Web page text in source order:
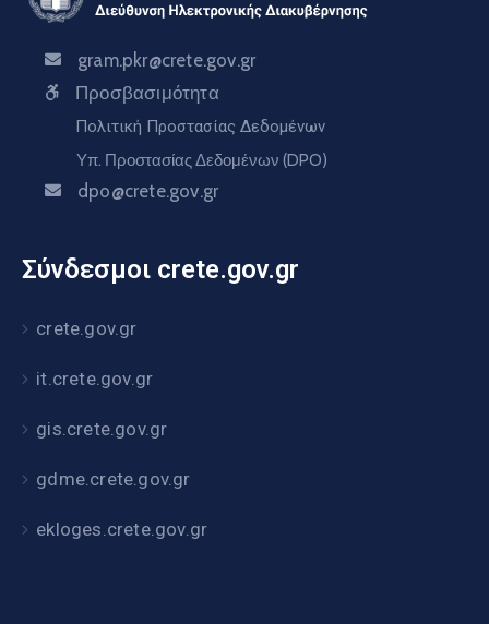
gram.pkr@crete.gov.gr
Προσβασιμότητα
Πολιτική Προστασίας Δεδομένων
Υπ. Προστασίας Δεδομένων (DPO)
dpo@crete.gov.gr
Σύνδεσμοι crete.gov.gr
crete.gov.gr
it.crete.gov.gr
gis.crete.gov.gr
gdme.crete.gov.gr
ekloges.crete.gov.gr